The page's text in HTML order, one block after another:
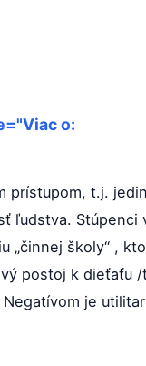
o:
prístupom, t.j.
ľudstva. Stúpenci
„činnej školy“ ,
postoj k dieťaťu
je